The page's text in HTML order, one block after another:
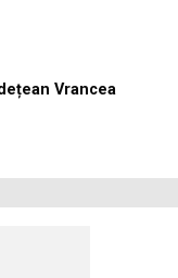
Vrancea